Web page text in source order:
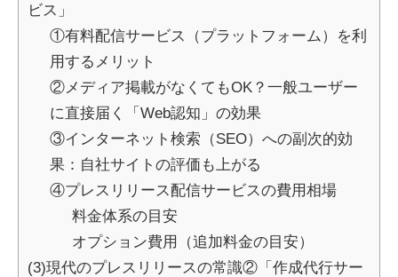
ビス」
①有料配信サービス（プラットフォーム）を利
用するメリット
②メディア掲載がなくてもOK？一般ユーザー
に直接届く「Web認知」の効果
③インターネット検索（SEO）への副次的効
果：自社サイトの評価も上がる
④プレスリリース配信サービスの費用相場
料金体系の目安
オプション費用（追加料金の目安）
(3)現代のプレスリリースの常識②「作成代行サー